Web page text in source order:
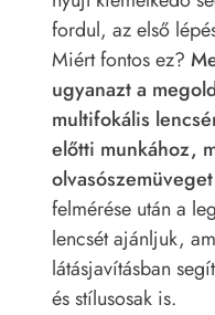
fordul, az első
Miért fontos ez?
ugyanazt a
multifokális
előtti munkához,
felmérése után a
lencsét ajánljuk,
látásjavításban
és stílusosak is.